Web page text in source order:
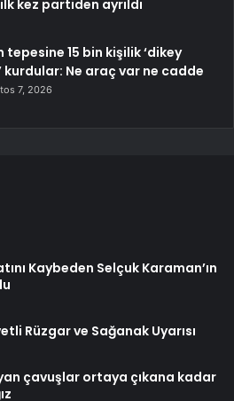
kez partiden ayrıldı
tepesine 15 bin kişilik ‘dikey
kurdular: Ne araç var ne cadde
7, 2026
Kaybeden Selçuk Karaman’ın
Rüzgar ve Sağanak Uyarısı
çavuşlar ortaya çıkana kadar